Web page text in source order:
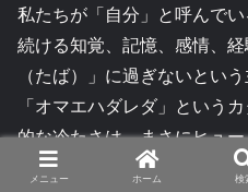
私たちが「自分」と呼んで
続ける知覚、記憶、感情、
（たば）」に過ぎないという
「オマエハダレダ」という
的な冷たさは、まさにヒュ
解体されたとき、そこに残
メニュー ホーム 検